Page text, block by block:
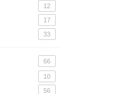
12
17
33
66
10
56